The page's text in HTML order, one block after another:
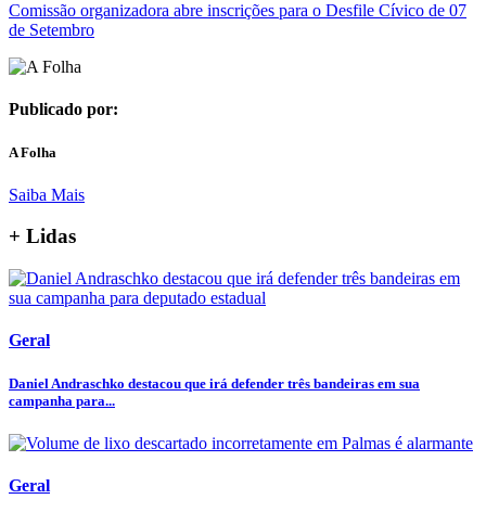
Comissão organizadora abre inscrições para o Desfile Cívico de 07
de Setembro
Publicado por:
A Folha
Saiba Mais
+ Lidas
Geral
Daniel Andraschko destacou que irá defender três bandeiras em sua
campanha para...
Geral